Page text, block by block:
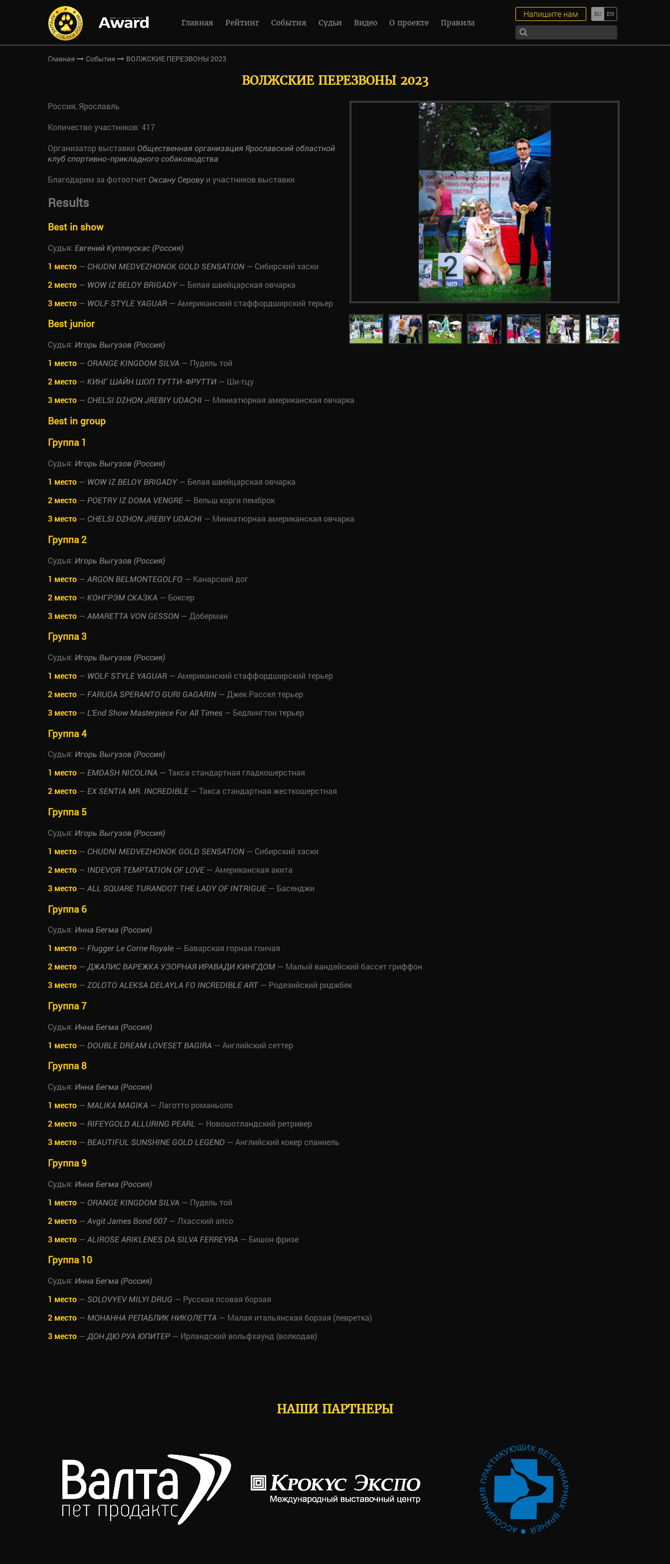
Главная Рейтинг События Судьи Видео О проекте Правила
Напишите нам
Главная События ВОЛЖСКИЕ ПЕРЕЗВОНЫ 2023
ВОЛЖСКИЕ ПЕРЕЗВОНЫ 2023
Россия, Ярославль
Количество участников: 417
Организатор выставки Общественная организация Ярославский областной
клуб спортивно-прикладного собаководства
Благодарим за фотоотчет Оксану Серову и участников выставки
Results
Best in show
Судья: Евгений Купляускас (Россия)
1 место — CHUDNI MEDVEZHONOK GOLD SENSATION — Сибирский хаски
2 место — WOW IZ BELOY BRIGADY— Белая швейцарская овчарка
3 место — WOLF STYLE YAGUAR — Американский стаффордширский терьер
Best junior
Судья: Игорь Выгузов (Россия)
1 место — ORANGE KINGDOM SILVA — Пудель той
2 место — КИНГ ШАЙН ШОП ТУТТИ-ФРУТТИ — Ши-тцу
3 место — CHELSI DZHON JREBIY UDACHI — Миниатюрная американская овчарка
Best in group
Группа 1
Судья: Игорь Выгузов (Россия)
1 место — WOW IZ BELOY BRIGADY— Белая швейцарская овчарка
2 место — POETRY IZ DOMA VENGRE — Вельш корги пемброк
3 место — CHELSI DZHON JREBIY UDACHI — Миниатюрная американская овчарка
Группа 2
Судья: Игорь Выгузов (Россия)
1 место — ARGON BELMONTEGOLFO — Канарский дог
2 место — КОНГРЭМ СКАЗКА — Боксер
3 место — AMARETTA VON GESSON — Доберман
Группа 3
Судья: Игорь Выгузов (Россия)
1 место — WOLF STYLE YAGUAR — Американский стаффордширский терьер
2 место — FARUDA SPERANTO GURI GAGARIN — Джек Рассел терьер
3 место — L'End Show Masterpiece For All Times — Бедлингтон терьер
Группа 4
Судья: Игорь Выгузов (Россия)
1 место — EMDASH NICOLINA — Такса стандартная гладкошерстная
2 место — EX SENTIA MR. INCREDIBLE — Такса стандартная жесткошерстная
Группа 5
Судья: Игорь Выгузов (Россия)
1 место — CHUDNI MEDVEZHONOK GOLD SENSATION — Сибирский хаски
2 место — INDEVOR TEMPTATION OF LOVE — Американская акита
3 место — ALL SQUARE TURANDOT THE LADY OF INTRIGUE — Басенджи
Группа 6
Судья: Инна Бегма (Россия)
1 место — Flugger Le Corne Royale — Баварская горная гончая
2 место — ДЖАЛИС ВАРЕЖКА УЗОРНАЯ ИРАВАДИ КИНГДОМ — Малый вандейский бассет гриффон
3 место — ZOLOTO ALEKSA DELAYLA FO INCREDIBLE ART— Родезийский риджбек
Группа 7
Судья: Инна Бегма (Россия)
1 место — DOUBLE DREAM LOVESET BAGIRA — Английский сеттер
Группа 8
Судья: Инна Бегма (Россия)
1 место — MALIKA MAGIKA — Лаготто романьоло
2 место — RIFEYGOLD ALLURING PEARL — Новошотландский ретривер
3 место — BEAUTIFUL SUNSHINE GOLD LEGEND — Английский кокер спаниель
Группа 9
Судья: Инна Бегма (Россия)
1 место — ORANGE KINGDOM SILVA — Пудель той
2 место — Avgit James Bond 007— Лхасский апсо
3 место — ALIROSE ARIKLENES DA SILVA FERREYRA — Бишон фризе
Группа 10
Судья: Инна Бегма (Россия)
1 место — SOLOVYEV MILYI DRUG — Русская псовая борзая
2 место — МОНАННА РЕПАБЛИК НИКОЛЕТТА — Малая итальянская борзая (левретка)
3 место — ДОН ДЮ РУА ЮПИТЕР — Ирландский вольфхаунд (волкодав)
НАШИ ПАРТНЕРЫ